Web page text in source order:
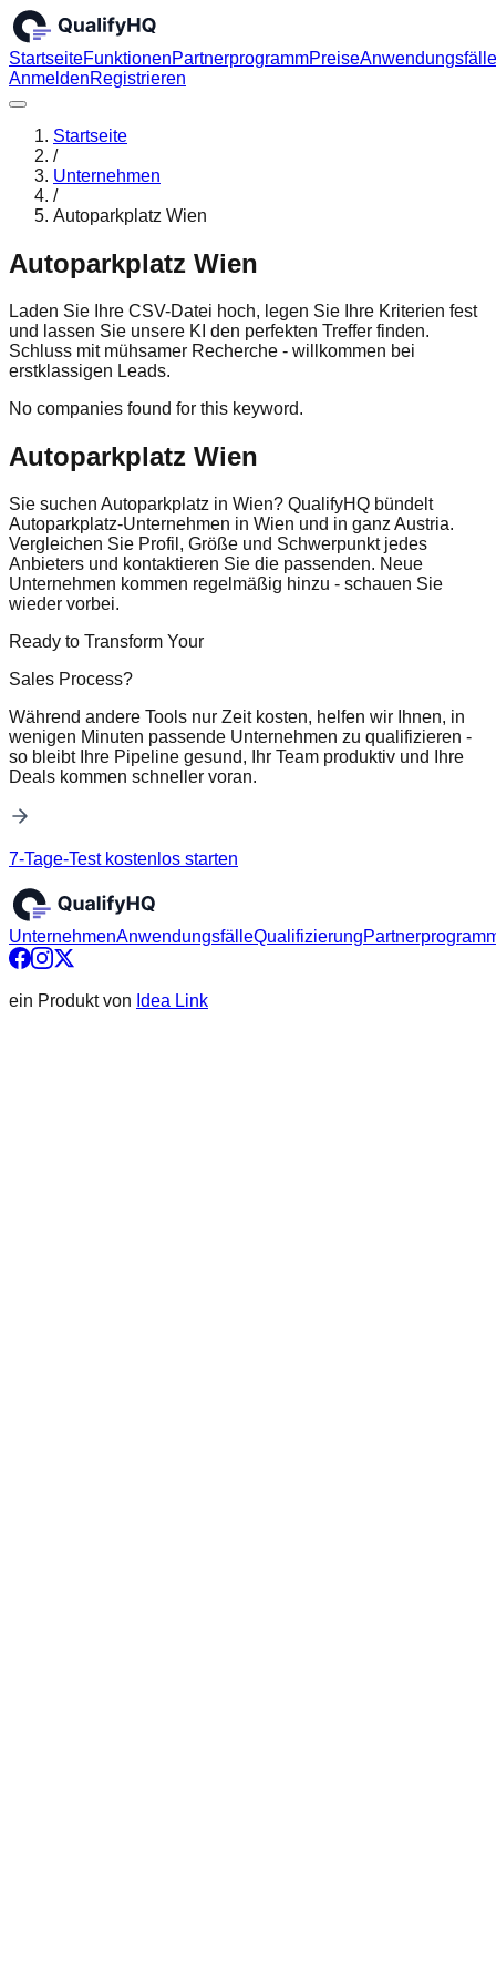
StartseiteFunktionenPartnerprogrammPreiseAnwendungsfälle
AnmeldenRegistrieren
Startseite
/
Unternehmen
/
Autoparkplatz Wien
Autoparkplatz Wien
Laden Sie Ihre CSV-Datei hoch, legen Sie Ihre Kriterien fest
und lassen Sie unsere KI den perfekten Treffer finden.
Schluss mit mühsamer Recherche - willkommen bei
erstklassigen Leads.
No companies found for this keyword.
Autoparkplatz Wien
Sie suchen Autoparkplatz in Wien? QualifyHQ bündelt
Autoparkplatz-Unternehmen in Wien und in ganz Austria.
Vergleichen Sie Profil, Größe und Schwerpunkt jedes
Anbieters und kontaktieren Sie die passenden. Neue
Unternehmen kommen regelmäßig hinzu - schauen Sie
wieder vorbei.
Ready to Transform Your
Sales Process?
Während andere Tools nur Zeit kosten, helfen wir Ihnen, in
wenigen Minuten passende Unternehmen zu qualifizieren -
so bleibt Ihre Pipeline gesund, Ihr Team produktiv und Ihre
Deals kommen schneller voran.
7-Tage-Test kostenlos starten
UnternehmenAnwendungsfälleQualifizierung
ein Produkt von Idea Link